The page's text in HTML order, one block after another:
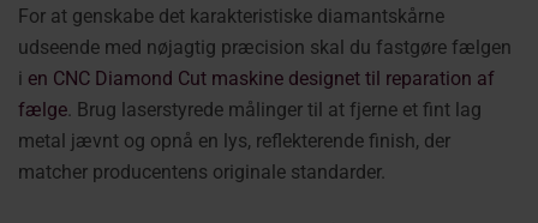
For at genskabe det karakteristiske diamantskårne
udseende med nøjagtig præcision skal du fastgøre fælgen
i en CNC Diamond Cut maskine designet til reparation af
fælge. Brug laserstyrede målinger til at fjerne et fint lag
metal jævnt og opnå en lys, reflekterende finish, der
matcher producentens originale standarder.